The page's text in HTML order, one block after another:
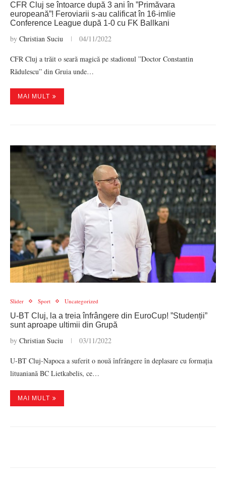
CFR Cluj se întoarce după 3 ani în ”Primăvara
europeană”! Feroviarii s-au calificat în 16-imlie
Conference League după 1-0 cu FK Ballkani
by Christian Suciu 04/11/2022
CFR Cluj a trăit o seară magică pe stadionul ”Doctor Constantin
Rădulescu” din Gruia unde…
MAI MULT
Slider Sport Uncategorized
U-BT Cluj, la a treia înfrângere din EuroCup! ”Studenții”
sunt aproape ultimii din Grupă
by Christian Suciu 03/11/2022
U-BT Cluj-Napoca a suferit o nouă înfrângere în deplasare cu formația
lituaniană BC Lietkabelis, ce…
MAI MULT